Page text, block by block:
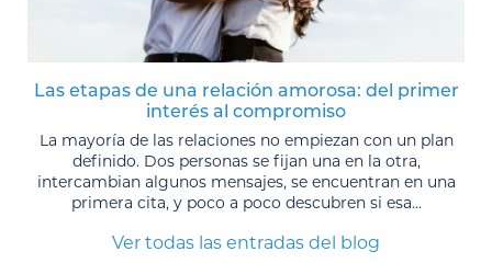
Las etapas de una relación amorosa: del primer
interés al compromiso
La mayoría de las relaciones no empiezan con un plan
definido. Dos personas se fijan una en la otra,
intercambian algunos mensajes, se encuentran en una
primera cita, y poco a poco descubren si esa...
Ver todas las entradas del blog